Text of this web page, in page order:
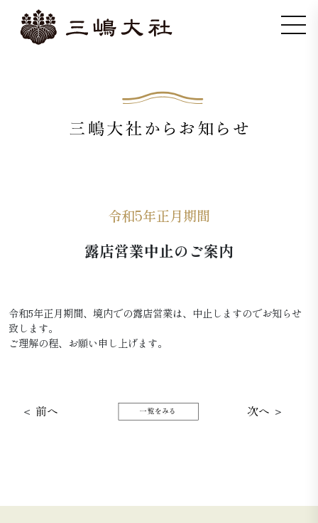
令和5年正月期間
露店営業中止のご案内
令和5年正月期間、境内での露店営業は、中止しますのでお知らせ
致します。
ご理解の程、お願い申し上げます。
＜ 前へ 次へ ＞